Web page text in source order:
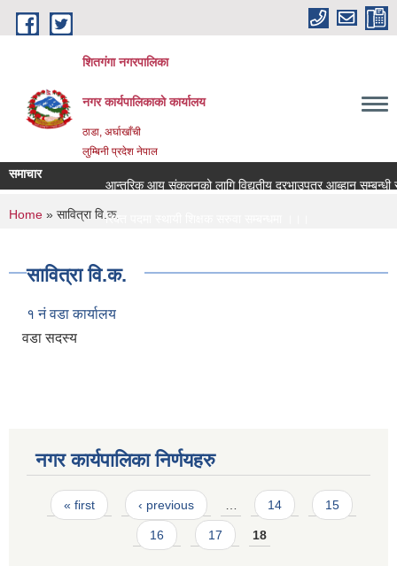
Skip to main content
शितगंगा नगरपालिका
नगर कार्यपालिकाकाे कार्यालय
ठाडा, अर्घाखाँची
लुम्बिनी प्रदेश नेपाल
समाचार
आन्तरिक आय संकलनको लागि विद्युतीय दरभाउपत्र आब्हान सम्बन्धी
रिक्त पदमा स्थायी शिक्षक सरुवा सम्बन्धमा ।।।
You are here
Home » सावित्रा वि.क.
सावित्रा वि.क.
१ नं वडा कार्यालय
वडा सदस्य
नगर कार्यपालिका निर्णयहरु
Pages
« first ‹ previous … 14 15
16 17 18